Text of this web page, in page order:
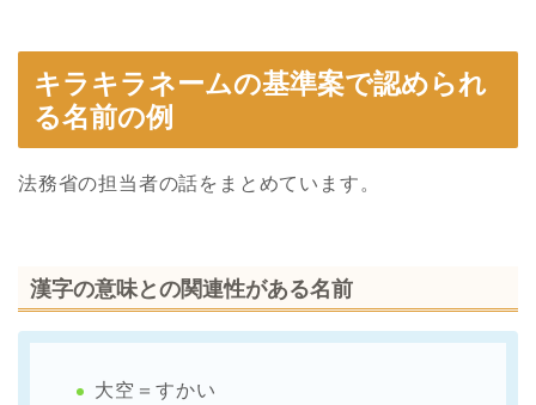
キラキラネームの基準案で認められ
る名前の例
法務省の担当者の話をまとめています。
漢字の意味との関連性がある名前
大空＝すかい